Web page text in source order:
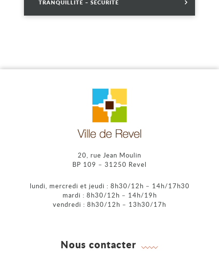
TRANQUILLITÉ – SÉCURITÉ
20, rue Jean Moulin
BP 109 – 31250 Revel
lundi, mercredi et jeudi : 8h30/12h – 14h/17h30
mardi : 8h30/12h – 14h/19h
vendredi : 8h30/12h – 13h30/17h
Nous contacter